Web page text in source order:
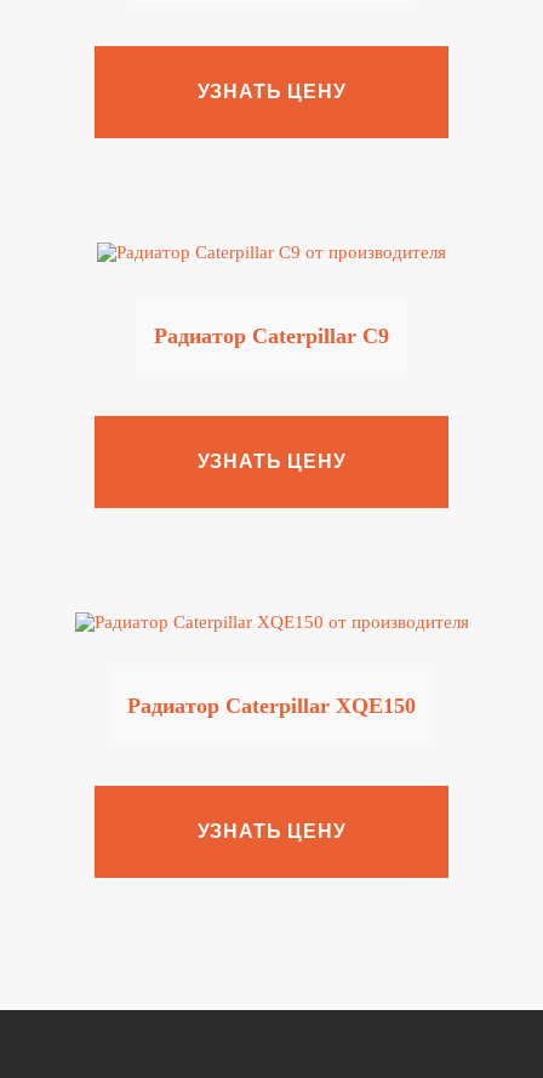
УЗНАТЬ ЦЕНУ
Радиатор Caterpillar C9
УЗНАТЬ ЦЕНУ
Радиатор Caterpillar XQE150
УЗНАТЬ ЦЕНУ